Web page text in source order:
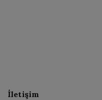
İletişim